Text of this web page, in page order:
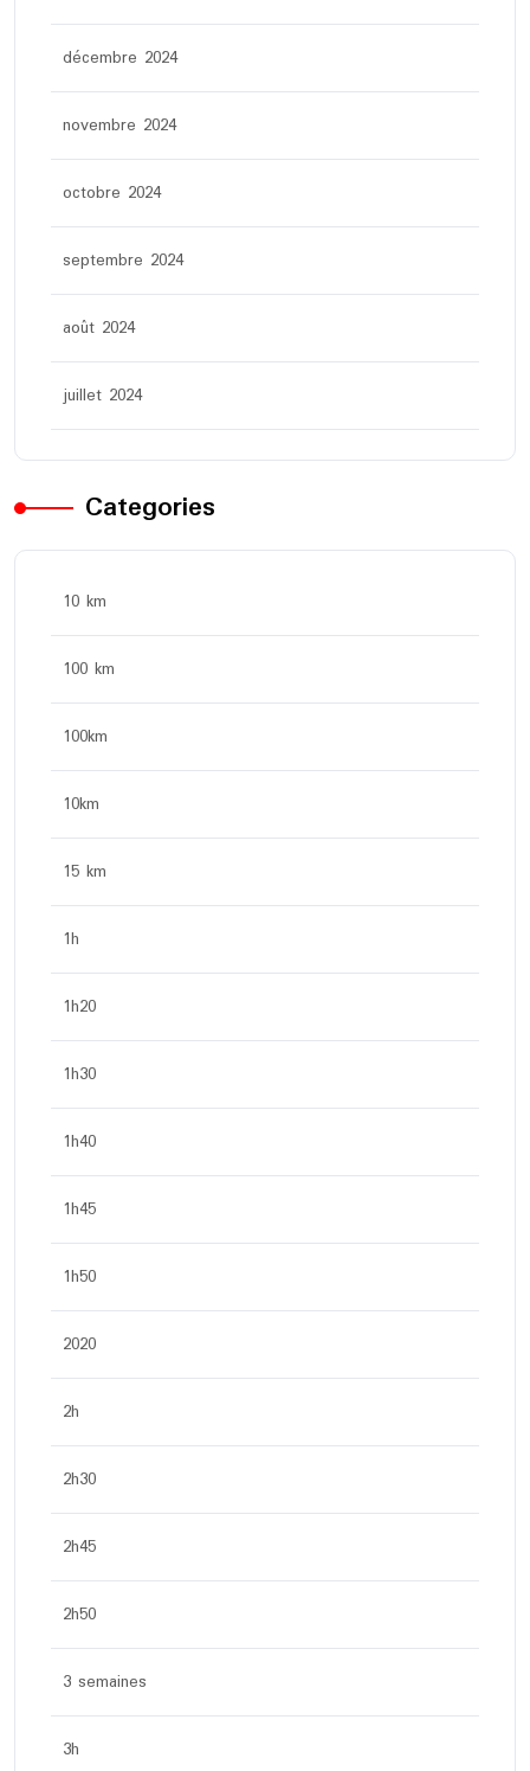
décembre 2024
novembre 2024
octobre 2024
septembre 2024
août 2024
juillet 2024
Categories
10 km
100 km
100km
10km
15 km
1h
1h20
1h30
1h40
1h45
1h50
2020
2h
2h30
2h45
2h50
3 semaines
3h